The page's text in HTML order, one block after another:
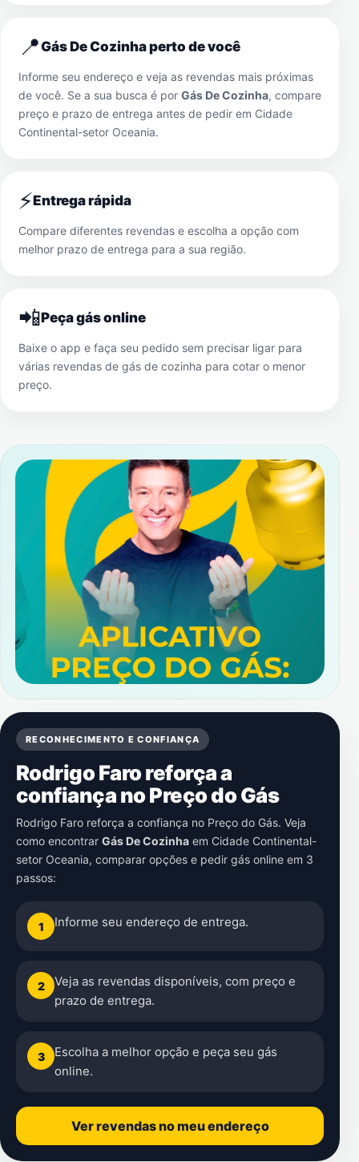
📍Gás De Cozinha perto de você
Informe seu endereço e veja as revendas mais próximas
de você. Se a sua busca é por Gás De Cozinha, compare
preço e prazo de entrega antes de pedir em Cidade
Continental-setor Oceania.
⚡Entrega rápida
Compare diferentes revendas e escolha a opção com
melhor prazo de entrega para a sua região.
📲Peça gás online
Baixe o app e faça seu pedido sem precisar ligar para
várias revendas de gás de cozinha para cotar o menor
preço.
RECONHECIMENTO E CONFIANÇA
Rodrigo Faro reforça a
confiança no Preço do Gás
Rodrigo Faro reforça a confiança no Preço do Gás. Veja
como encontrar Gás De Cozinha em Cidade Continental-
setor Oceania, comparar opções e pedir gás online em 3
passos:
1 Informe seu endereço de entrega.
2
Veja as revendas disponíveis, com preço e
prazo de entrega.
3
Escolha a melhor opção e peça seu gás
online.
Ver revendas no meu endereço